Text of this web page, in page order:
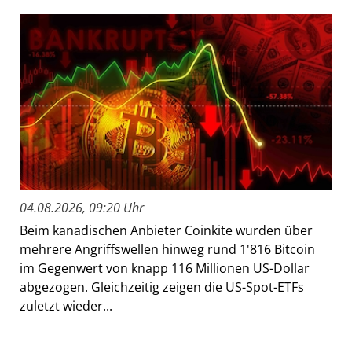
04.08.2026, 09:20 Uhr
Beim kanadischen Anbieter Coinkite wurden über
mehrere Angriffswellen hinweg rund 1'816 Bitcoin
im Gegenwert von knapp 116 Millionen US-Dollar
abgezogen. Gleichzeitig zeigen die US-Spot-ETFs
zuletzt wieder...